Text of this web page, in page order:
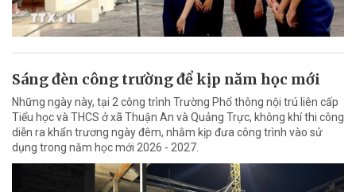
Sáng đèn công trường để kịp năm học mới
Những ngày này, tại 2 công trình Trường Phổ thông nội trú liên cấp
Tiểu học và THCS ở xã Thuận An và Quảng Trực, không khí thi công
diễn ra khẩn trương ngày đêm, nhằm kịp đưa công trình vào sử
dụng trong năm học mới 2026 - 2027.